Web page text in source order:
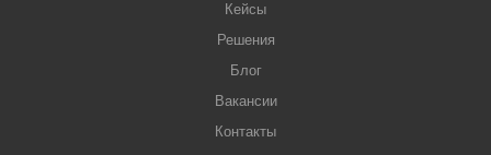
Кейсы
Решения
Блог
Вакансии
Контакты